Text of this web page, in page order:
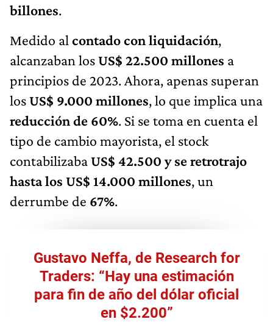
billones.
Medido al contado con liquidación,
alcanzaban losUS$ 22.500 millones a
principios de 2023. Ahora, apenas superan
losUS$ 9.000 millones, lo que implica una
reducción de 60%. Si se toma en cuenta el
tipo de cambio mayorista, el stock
contabilizabaUS$ 42.500 y se retrotrajo
hasta los US$ 14.000 millones, un
derrumbe de 67%.
Gustavo Neffa, de Research for
Traders: “Hay una estimación
para fin de año del dólar oficial
en $2.200”